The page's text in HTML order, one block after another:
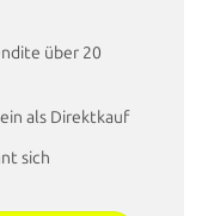
über 20
als Direktkauf
sich